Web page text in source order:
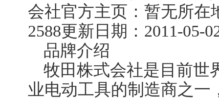
会社官方主页：暂无所在
2588更新日期：2011-05-
品牌介绍
牧田株式会社是目前世
业电动工具的制造商之一